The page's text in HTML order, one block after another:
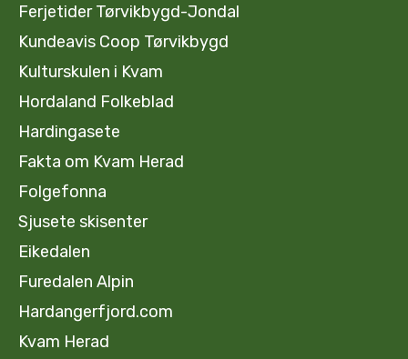
Ferjetider Tørvikbygd-Jondal
Kundeavis Coop Tørvikbygd
Kulturskulen i Kvam
Hordaland Folkeblad
Hardingasete
Fakta om Kvam Herad
Folgefonna
Sjusete skisenter
Eikedalen
Furedalen Alpin
Hardangerfjord.com
Kvam Herad